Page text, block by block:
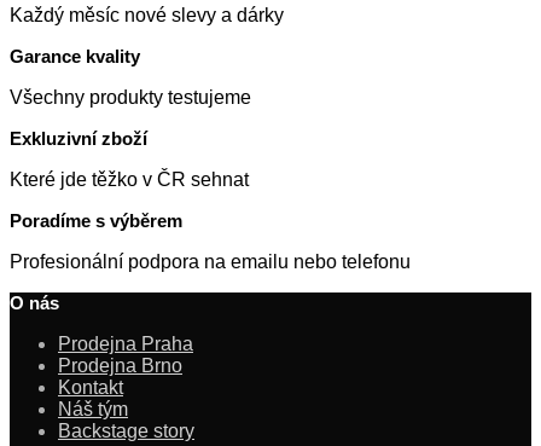
Každý měsíc nové slevy a dárky
Garance kvality
Všechny produkty testujeme
Exkluzivní zboží
Které jde těžko v ČR sehnat
Poradíme s výběrem
Profesionální podpora na emailu nebo telefonu
O nás
Prodejna Praha
Prodejna Brno
Kontakt
Náš tým
Backstage story